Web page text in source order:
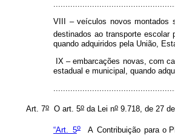
VIII – veículos novos montados
destinados ao transporte escolar
quando adquiridos pela União,
IX – embarcações novas, com
estadual e municipal, quando
Art. 7o O art. 5o da Lei no 9.718, de 27
“Art. 5oA Contribuição parao